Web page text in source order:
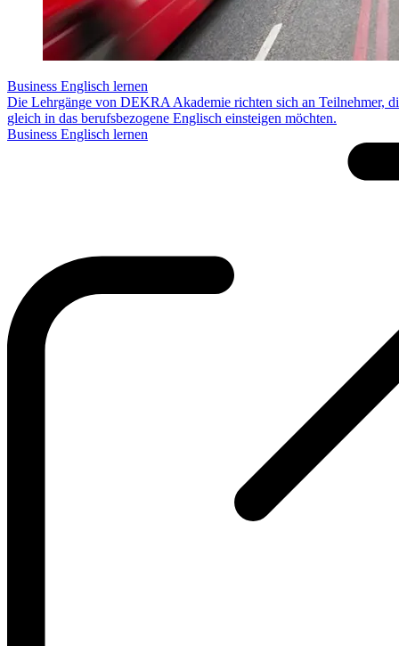
Business Englisch lernen
Die Lehrgänge von DEKRA Akademie richten sich an Teilnehmer,
gleich in das berufsbezogene Englisch einsteigen möchten.
Business Englisch lernen